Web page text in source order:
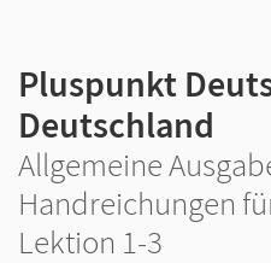
Pluspunkt
Deutschland
Allgemeine
Handreichungen
Lektion 1-3